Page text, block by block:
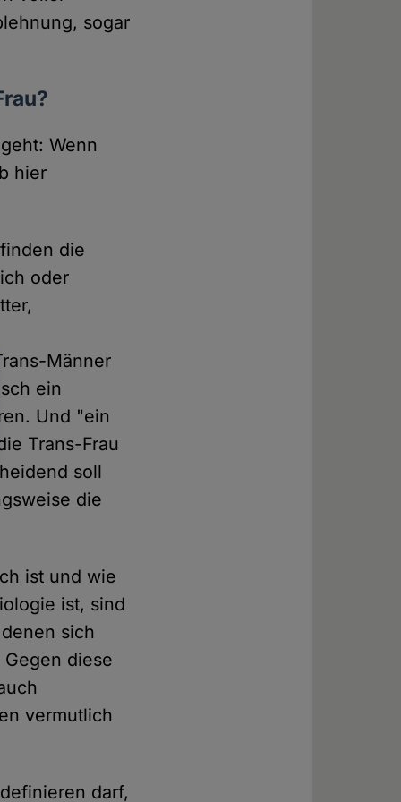
sogar
Wenn
hier
die
oder
Männer
ein
Und "ein
Trans-Frau
soll
die
ist und wie
ist, sind
sich
diese
vermutlich
darf,